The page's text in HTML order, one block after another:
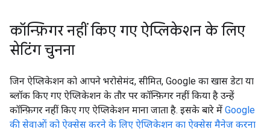
कॉन्फ़िगर नहीं किए गए ऐप्लिकेशन के लिए
सेटिंग चुनना
जिन ऐप्लिकेशन को आपने भरोसेमंद, सीमित, Google का खास डेटा या
ब्लॉक किए गए ऐप्लिकेशन के तौर पर कॉन्फ़िगर नहीं किया है उन्हें
कॉन्फ़िगर नहीं किए गए ऐप्लिकेशन माना जाता है. इसके बारे में Google
की सेवाओं को ऐक्सेस करने के लिए ऐप्लिकेशन का ऐक्सेस मैनेज करना